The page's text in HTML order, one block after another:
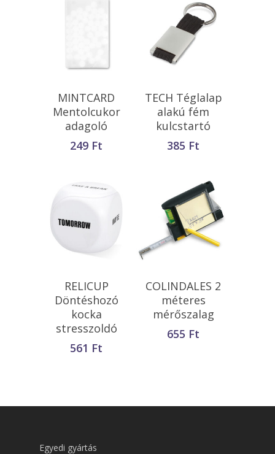
Opciók Választása
MINTCARD
Mentolcukor
adagoló
249 Ft
Opciók Választása
TECH Téglalap
alakú fém
kulcstartó
385 Ft
Kosárba
Teszem
RELICUP
Döntéshozó
kocka
stresszoldó
561 Ft
Kosárba
Teszem
COLINDALES 2
méteres
mérőszalag
655 Ft
Egyedi gyártás